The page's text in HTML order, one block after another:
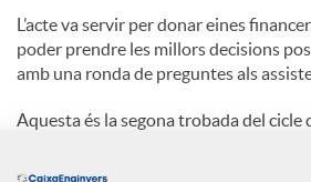
L’acte va servir per donar eines
poder prendre les millors decisions
amb una ronda de preguntes als
Aquesta és la segona trobada del cicle
sessió el 26 de febrer al Col·legi